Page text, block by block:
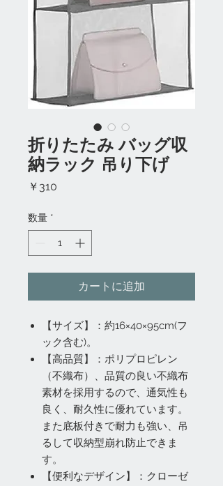
折りたたみ バッグ収
納ラック 吊り下げ
￥310
数量 *
カートに追加
【サイズ】：約16×40×95cm(フ
ック含む)。
【高品質】：ポリプロピレン
（不織布）、品質の良い不織布
素材を採用するので、通気性も
良く、耐久性に優れています。
また底板付きで耐力も強い、吊
るして収納型崩れ防止できま
す。
【便利なデザイン】：クローゼ